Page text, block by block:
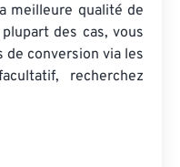
meilleure qualité de
des cas, vous
de conversion via les
recherchez